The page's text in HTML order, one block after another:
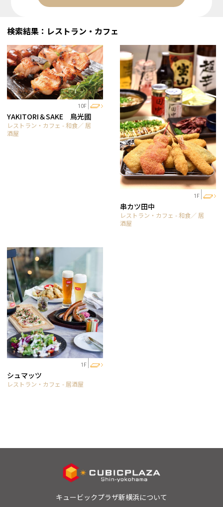
検索結果：レストラン・カフェ
10F
YAKITORI＆SAKE 鳥光國
レストラン・カフェ - 和食／ 居
酒屋
1F
串カツ田中
レストラン・カフェ - 和食／ 居
酒屋
1F
シュマッツ
レストラン・カフェ - 居酒屋
キュービックプラザ新横浜について